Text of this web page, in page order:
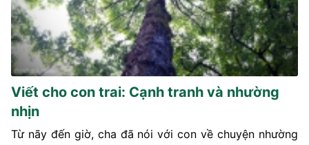
Viết cho con trai: Cạnh tranh và nhường
nhịn
Từ nãy đến giờ, cha đã nói với con về chuyện nhường